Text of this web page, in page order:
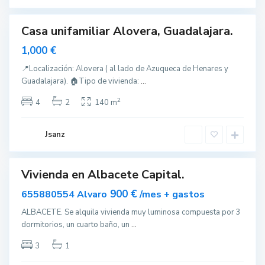
a
Casa unifamiliar Alovera, Guadalajara.
1,000 €
📍Localización: Alovera ( al lado de Azuqueca de Henares y
Guadalajara). 🏠Tipo de vivienda: ...
4
2 140 m2
Jsanz
l
b
e
Vivienda en Albacete Capital.
655880554 Alvaro 900 €/mes + gastos
ALBACETE. Se alquila vivienda muy luminosa compuesta por 3
dormitorios, un cuarto baño, un ...
3
1
l
b